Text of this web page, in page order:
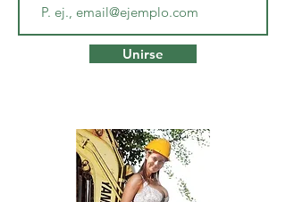
Unirse